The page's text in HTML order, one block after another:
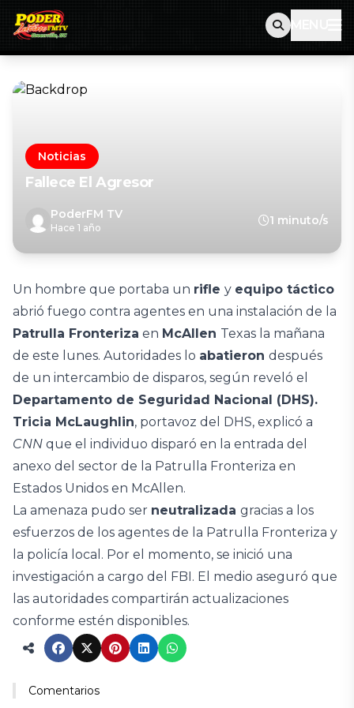
MENU
Noticias
Fallece El Agresor
PoderFM TV
Hace 1 año
1 minuto/s
Un hombre que portaba un rifle y equipo táctico
abrió fuego contra agentes en una instalación de la
Patrulla Fronteriza en McAllen Texas la mañana
de este lunes. Autoridades lo abatieron después
de un intercambio de disparos, según reveló el
Departamento de Seguridad Nacional (DHS).
Tricia McLaughlin, portavoz del DHS, explicó a
CNN que el individuo disparó en la entrada del
anexo del sector de la Patrulla Fronteriza en
Estados Unidos en McAllen.
La amenaza pudo ser neutralizada gracias a los
esfuerzos de los agentes de la Patrulla Fronteriza y
la policía local. Por el momento, se inició una
investigación a cargo del FBI. El medio aseguró que
las autoridades compartirán actualizaciones
conforme estén disponibles.
Comentarios